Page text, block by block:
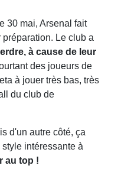
30 mai, Arsenal fait
Le club a
à cause de leur
des joueurs de
à jouer très bas, très
du club de
d'un autre côté, ça
intéressante à
au top !